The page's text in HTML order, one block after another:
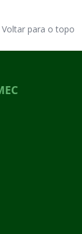
Voltar para o topo